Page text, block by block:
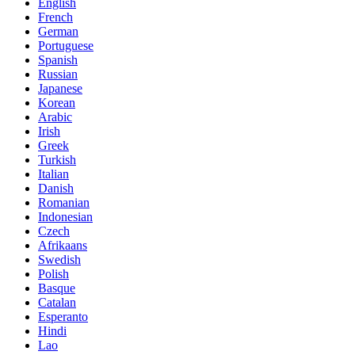
English
French
German
Portuguese
Spanish
Russian
Japanese
Korean
Arabic
Irish
Greek
Turkish
Italian
Danish
Romanian
Indonesian
Czech
Afrikaans
Swedish
Polish
Basque
Catalan
Esperanto
Hindi
Lao